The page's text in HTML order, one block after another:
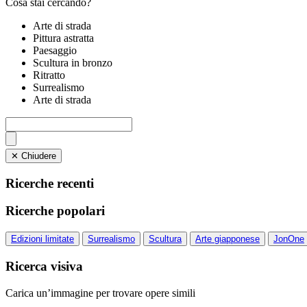
Cosa stai cercando?
Arte di strada
Pittura astratta
Paesaggio
Scultura in bronzo
Ritratto
Surrealismo
Arte di strada
✕ Chiudere
Ricerche recenti
Ricerche popolari
Edizioni limitate Surrealismo Scultura Arte giapponese JonOne
Ricerca visiva
Carica un’immagine per trovare opere simili